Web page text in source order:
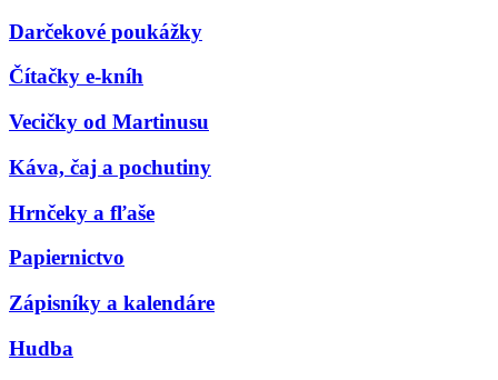
Darčekové poukážky
Čítačky e-kníh
Vecičky od Martinusu
Káva, čaj a pochutiny
Hrnčeky a fľaše
Papiernictvo
Zápisníky a kalendáre
Hudba